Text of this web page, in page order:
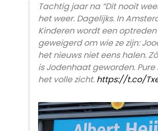
Tachtig jaar na “Dit nooit
het weer. Dagelijks. In
Kinderen wordt een optreden
geweigerd om wie ze zijn:
het nieuws niet eens halen.
is Jodenhaat geworden. Pure
het volle zicht. https://t.co/